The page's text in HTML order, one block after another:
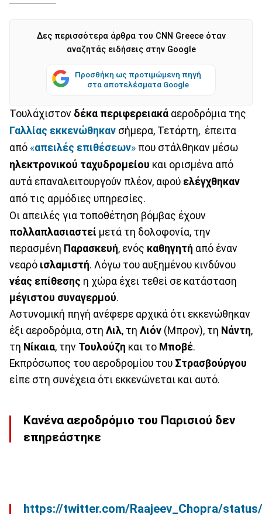
Δες περισσότερα άρθρα του CNN Greece όταν
αναζητάς ειδήσεις στην Google
Προσθήκη ως προτιμώμενη πηγή
στα αποτελέσματα Google
Τουλάχιστον δέκα περιφερειακά αεροδρόμια της
Γαλλίας εκκενώθηκαν σήμερα, Τετάρτη, έπειτα
από «απειλές επιθέσεων» που στάλθηκαν μέσω
ηλεκτρονικού ταχυδρομείου και ορισμένα από
αυτά επαναλειτουργούν πλέον, αφού ελέγχθηκαν
από τις αρμόδιες υπηρεσίες.
Οι απειλές για τοποθέτηση βόμβας έχουν
πολλαπλασιαστεί μετά τη δολοφονία, την
περασμένη Παρασκευή, ενός καθηγητή από έναν
νεαρό ισλαμιστή. Λόγω του αυξημένου κινδύνου
νέας επίθεσης η χώρα έχει τεθεί σε κατάσταση
μέγιστου συναγερμού.
Αστυνομική πηγή ανέφερε αρχικά ότι εκκενώθηκαν
έξι αεροδρόμια, στη Λιλ, τη Λιόν (Μπρον), τη Νάντη,
τη Νίκαια, την Τουλούζη και το Μποβέ.
Εκπρόσωπος του αεροδρομίου του Στρασβούργου
είπε στη συνέχεια ότι εκκενώνεται και αυτό.
Κανένα αεροδρόμιο του Παρισιού δεν
επηρεάστηκε
https://twitter.com/Raajeev_Chopra/